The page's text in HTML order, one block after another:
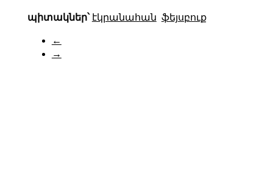
պիտակներ՝ էկրանահան ֆեյսբուք
←
→